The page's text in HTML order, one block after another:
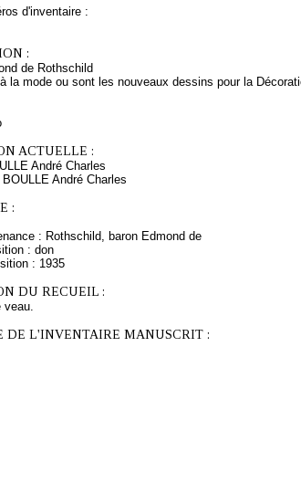
d'inventaire :
:
de Rothschild
la mode ou sont les nouveaux dessins pour la
ACTUELLE :
André Charles
André Charles
:
: Rothschild, baron Edmond de
: don
: 1935
DU RECUEIL :
veau.
DE L'INVENTAIRE MANUSCRIT :